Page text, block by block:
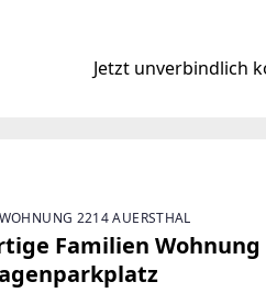
Jetzt unverbindlich
remax-eco-gaenserndorf
2214 AUERSTHAL
Familien